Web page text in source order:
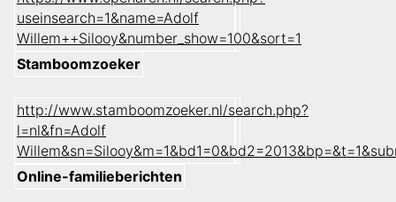
useinsearch=1&name=Adolf
Willem++Silooy&number_show=100&sort=1
Stamboomzoeker
http://www.stamboomzoeker.nl/search.php?
l=nl&fn=Adolf
Online-familieberichten